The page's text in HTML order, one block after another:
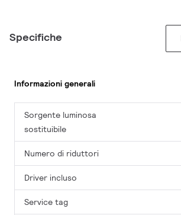
Specifiche
Informazioni generali
Sorgente luminosa
sostituibile
Numero di riduttori
Driver incluso
Service tag